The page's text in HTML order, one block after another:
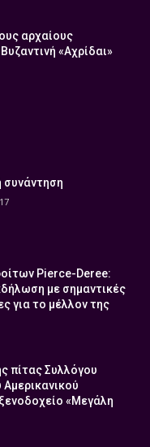
αρχαίους
«Αχρίδαι»
συνάντηση
Pierce-Deree:
με σημαντικές
για το μέλλον της
πίτας Συλλόγου
«Μεγάλη